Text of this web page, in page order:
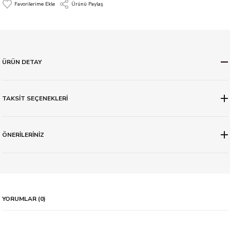
Ürünü Paylaş
ÜRÜN DETAY
TAKSİT SEÇENEKLERİ
ÖNERİLERİNİZ
YORUMLAR (0)